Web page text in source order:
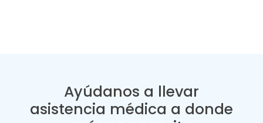
Ayúdanos a llevar
asistencia médica a donde